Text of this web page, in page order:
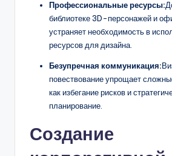
Профессиональные ресурсы:
библиотеке 3D-персонажей и
устраняет необходимость в
ресурсов для дизайна.
Безупречная коммуникация:
повествование упрощает
как избегание рисков и
планирование.
Создание